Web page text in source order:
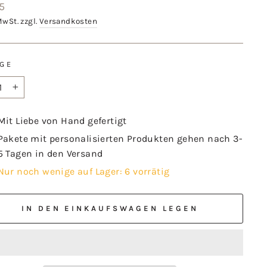
zzgl. Versandkosten
Liebe von Hand gefertigt
mit personalisierten Produkten gehen nach 3-
Tagen in den Versand
noch wenige auf Lager: 6 vorrätig
IN DEN EINKAUFSWAGEN LEGEN